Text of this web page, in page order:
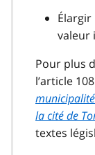
Élargir
valeur
Pour plus
l’article
la cité de
textes